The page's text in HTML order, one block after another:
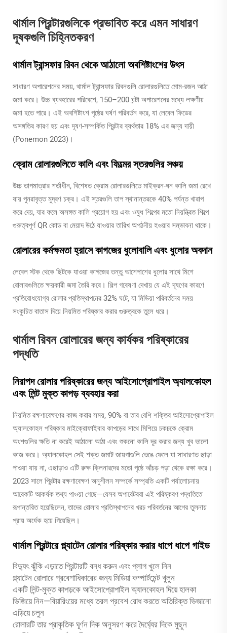
থার্মাল প্রিন্টারগুলিকে প্রভাবিত করে এমন সাধারণ
দূষকগুলি চিহ্নিতকরণ
থার্মাল ট্রান্সফার রিবন থেকে আঠালো অবশিষ্টাংশের উৎস
সাধারণ অপারেশনের সময়, থার্মাল ট্রান্সফার রিবনগুলি রোলারগুলিতে মোম-রজন আঠা
জমা করে। উচ্চ ব্যবহারের পরিবেশে, 150–200 ঘন্টা অপারেশনের মধ্যে লক্ষণীয়
জমা হতে পারে। এই অবশিষ্টাংশ পৃষ্ঠের ঘর্ষণ পরিবর্তন করে, যা লেবেল ফিডের
অসঙ্গতির কারণ হয় এবং দূষণ-সম্পর্কিত প্রিন্টার ব্যর্থতার 18% এর জন্য দায়ী
(Ponemon 2023)।
ক্রোম রোলারগুলিতে কালি এবং ফিল্মের স্তরগুলির সঞ্চয়
উচ্চ তাপমাত্রার শর্তাধীন, বিশেষত ক্রোম রোলারগুলিতে মাইক্রন-ঘন কালি জমা রেখে
যায় পুনরাবৃত্ত মুদ্রণ চক্র। এই স্তরগুলি তাপ স্থানান্তরকে 40% পর্যন্ত খারাপ
করে দেয়, যার ফলে অসঙ্গত কালি প্রয়োগ হয় এবং ওষুধ শিল্পের মতো নিয়ন্ত্রিত শিল্পে
গুরুত্বপূর্ণ QR কোড বা মেয়াদ উঠে যাওয়ার তারিখ অপঠনীয় হওয়ার সম্ভাবনা থাকে।
রোলারের কর্মক্ষমতা হ্রাসে কাগজের ধুলোবালি এবং ধুলোর অবদান
লেবেল স্টক থেকে ছিটকে যাওয়া কাগজের তন্তু আশেপাশের ধুলোর সাথে মিশে
রোলারগুলিতে ক্ষয়কারী জমা তৈরি করে। শিল্প গবেষণা দেখায় যে এই দূষণের কারণে
প্রতিরোধযোগ্য রোলার প্রতিস্থাপনের 32% ঘটে, যা মিডিয়া পরিবর্তনের সময়
সংকুচিত বাতাস দিয়ে নিয়মিত পরিষ্কার করার গুরুত্বকে তুলে ধরে।
থার্মাল রিবন রোলারের জন্য কার্যকর পরিষ্কারের
পদ্ধতি
নিরাপদ রোলার পরিষ্কারের জন্য আইসোপ্রোপাইল অ্যালকোহল
এবং লিন্ট মুক্ত কাপড় ব্যবহার করা
নিয়মিত রক্ষণাবেক্ষণের কাজ করার সময়, 90% বা তার বেশি শক্তির আইসোপ্রোপাইল
অ্যালকোহল পরিষ্কার মাইক্রোফাইবার কাপড়ের সাথে মিশিয়ে চকচকে ক্রোম
অংশগুলির ক্ষতি না করেই আঠালো আঠা এবং শুকনো কালি দূর করার জন্য খুব ভালো
কাজ করে। অ্যালকোহল সেই শক্ত জমাট জায়গাগুলি ভেঙে ফেলে যা সাধারণত ছাড়া
পাওয়া যায় না, এছাড়াও এটি রুক্ষ ক্লিনারদের মতো পৃষ্ঠে আঁচড় পড়া থেকে রক্ষা করে।
2023 সালে প্রিন্টার রক্ষণাবেক্ষণ অনুশীলন সম্পর্কে সম্প্রতি একটি পর্যালোচনায়
আরেকটি আকর্ষক তথ্য পাওয়া গেছে—যেসব অপারেটররা এই পরিষ্করণ পদ্ধতিতে
রূপান্তরিত হয়েছিলেন, তাদের রোলার প্রতিস্থাপনের খরচ পরিবর্তনের আগের তুলনায়
প্রায় অর্ধেক হয়ে গিয়েছিল।
থার্মাল প্রিন্টারে প্ল্যাটেন রোলার পরিষ্কার করার ধাপে ধাপে গাইড
বিদ্যুৎ ঝুঁকি এড়াতে প্রিন্টারটি বন্ধ করুন এবং প্লাগ খুলে নিন
প্ল্যাটেন রোলারে প্রবেশাধিকারের জন্য মিডিয়া কম্পার্টমেন্ট খুলুন
একটি লিন্ট-মুক্ত কাপড়কে আইসোপ্রোপাইল অ্যালকোহল দিয়ে হালকা
ভিজিয়ে নিন—বিয়ারিংয়ের মধ্যে তরল প্রবেশ রোধ করতে অতিরিক্ত ভিজানো
এড়িয়ে চলুন
রোলারটি তার প্রাকৃতিক ঘূর্ণন দিক অনুসরণ করে দৈর্ঘ্যের দিকে মুছুন